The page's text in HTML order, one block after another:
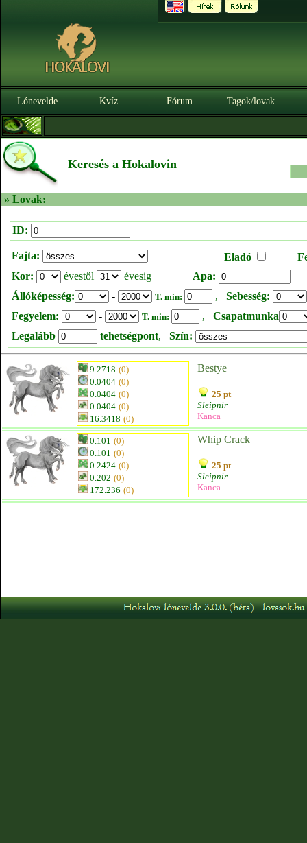
Lónevelde Kvíz Fórum Tagok/lovak
Keresés a Hokalovin
» Lovak:
ID:
Fajta: Eladó
Kor:
évestől évesig
Apa:
Állóképesség:
- T. min: , Sebesség:
Fegyelem:
- T. min: , Csapatmunka
Legalább
tehetségpont, Szín:
9.2718 (0)
0.0404 (0)
0.0404 (0)
0.0404 (0)
16.3418 (0)
Bestye
25 pt
Sleipnir
Kanca
0.101 (0)
0.101 (0)
0.2424 (0)
0.202 (0)
172.236 (0)
Whip Crack
25 pt
Sleipnir
Kanca